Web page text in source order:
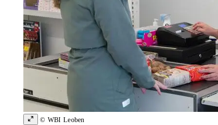
© WBI Leoben